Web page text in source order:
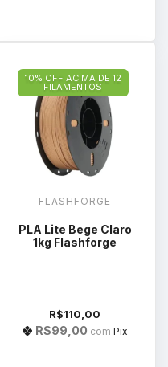
10% OFF ACIMA DE 12
FILAMENTOS
FLASHFORGE
PLA Lite Bege Claro
1kg Flashforge
R$110,00
R$99,00 com Pix